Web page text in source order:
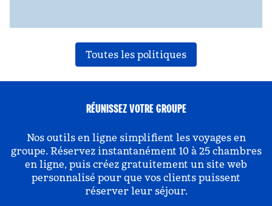
Toutes les politiques
RÉUNISSEZ VOTRE GROUPE
Nos outils en ligne simplifient les voyages en
groupe. Réservez instantanément 10 à 25 chambres
en ligne, puis créez gratuitement un site web
personnalisé pour que vos clients puissent
réserver leur séjour.